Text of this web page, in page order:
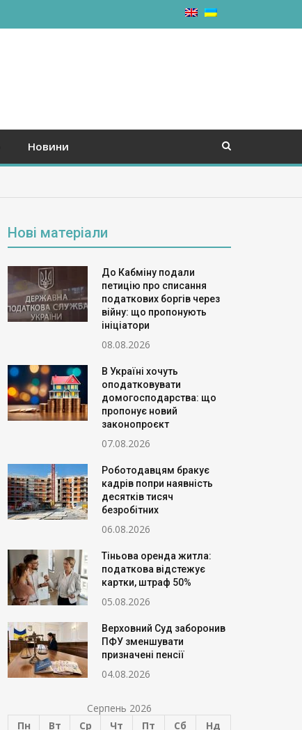
Новини
Нові матеріали
До Кабміну подали
петицію про списання
податкових боргів через
війну: що пропонують
ініціатори
08.08.2026
В Україні хочуть
оподатковувати
домогосподарства: що
пропонує новий
законопроєкт
07.08.2026
Роботодавцям бракує
кадрів попри наявність
десятків тисяч
безробітних
06.08.2026
Тіньова оренда житла:
податкова відстежує
картки, штраф 50%
05.08.2026
Верховний Суд заборонив
ПФУ зменшувати
призначені пенсії
04.08.2026
Серпень 2026
Пн
Вт Ср Чт Пт Сб Нд